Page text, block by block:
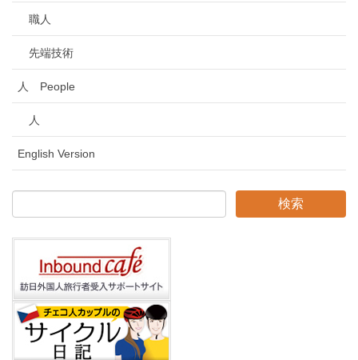
職人
先端技術
人 People
人
English Version